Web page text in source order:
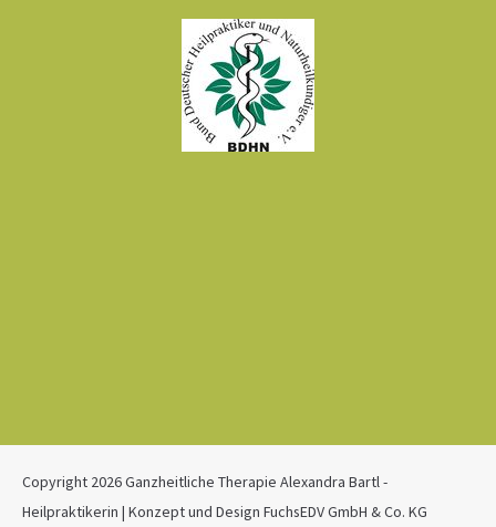
Copyright 2026 Ganzheitliche Therapie Alexandra Bartl -
Heilpraktikerin | Konzept und Design FuchsEDV GmbH & Co. KG